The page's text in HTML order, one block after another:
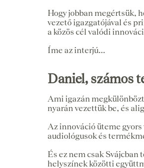
Hogy jobban megértsük,
vezető igazgatójával és
a közös cél valódi
Íme az interjú…
Daniel, számos
Ami igazán
nyarán vezettük be, és
Az innováció üteme
audiológusok és
És ez nem csak
helyszínek közötti